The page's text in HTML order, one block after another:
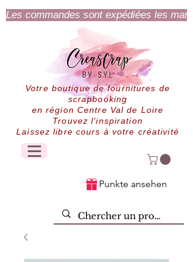
Les commandes sont expédiées les
Votre boutique de fournitures de
scrapbooking
en région Centre Val de Loire
Trouvez l'inspiration
Laissez libre cours à votre créativité
Punkte ansehen